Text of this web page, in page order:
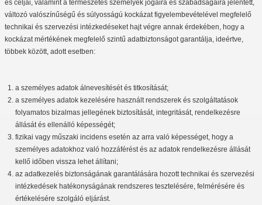
és céljai, valamint a természetes személyek jogaira és szabadságaira jelentett,
változó valószínűségű és súlyosságú kockázat figyelembevételével megfelelő
technikai és szervezési intézkedéseket hajt végre annak érdekében, hogy a
kockázat mértékének megfelelő szintű adatbiztonságot garantálja, ideértve,
többek között, adott esetben:
a személyes adatok álnevesítését és titkosítását;
a személyes adatok kezelésére használt rendszerek és szolgáltatások
folyamatos bizalmas jellegének biztosítását, integritását, rendelkezésre
állását és ellenálló képességét;
fizikai vagy műszaki incidens esetén az arra való képességet, hogy a
személyes adatokhoz való hozzáférést és az adatok rendelkezésre állását
kellő időben vissza lehet állítani;
az adatkezelés biztonságának garantálására hozott technikai és szervezési
intézkedések hatékonyságának rendszeres tesztelésére, felmérésére és
értékelésére szolgáló eljárást.